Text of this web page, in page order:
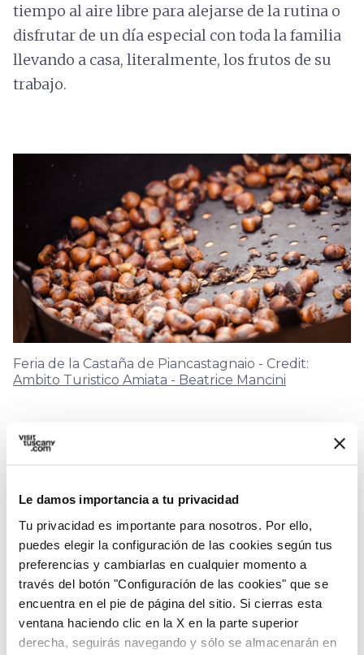
Le damos importancia a tu privacidad
Tu privacidad es importante para nosotros. Por ello,
puedes elegir la configuración de las cookies según tus
preferencias y cambiarlas en cualquier momento a
través del botón "Configuración de las cookies" que se
encuentra en el pie de página del sitio. Si cierras esta
ventana haciendo clic en la X en la parte superior
derecha, seguirás navegando y sólo se almacenarán en
tiempo al aire libre para alejarse de la rutina o
disfrutar de un día especial con toda la familia
llevando a casa, literalmente, los frutos de su
trabajo.
Feria de la Castaña de Piancastagnaio - Credit:
Ambito Turistico Amiata - Beatrice Mancini
El dulce y delicado sabor de las castañas de
Amiata, en las tres variedades Marrón, Bastarda
feriasque animan los pueblos y llenan el aire
con ese perfume típico que caracteriza al otoño
y de los braseros, como por ejemplo el
Crastatonedi Piancastagnaio, laFesta del
Marrónde Santa Fiora yLa Castagna de
Fiestaen Arcidosso, que tienen lugarentre